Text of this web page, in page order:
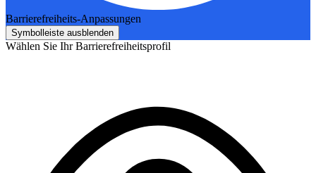
Barrierefreiheits-Anpassungen
Symbolleiste ausblenden
Wählen Sie Ihr Barrierefreiheitsprofil